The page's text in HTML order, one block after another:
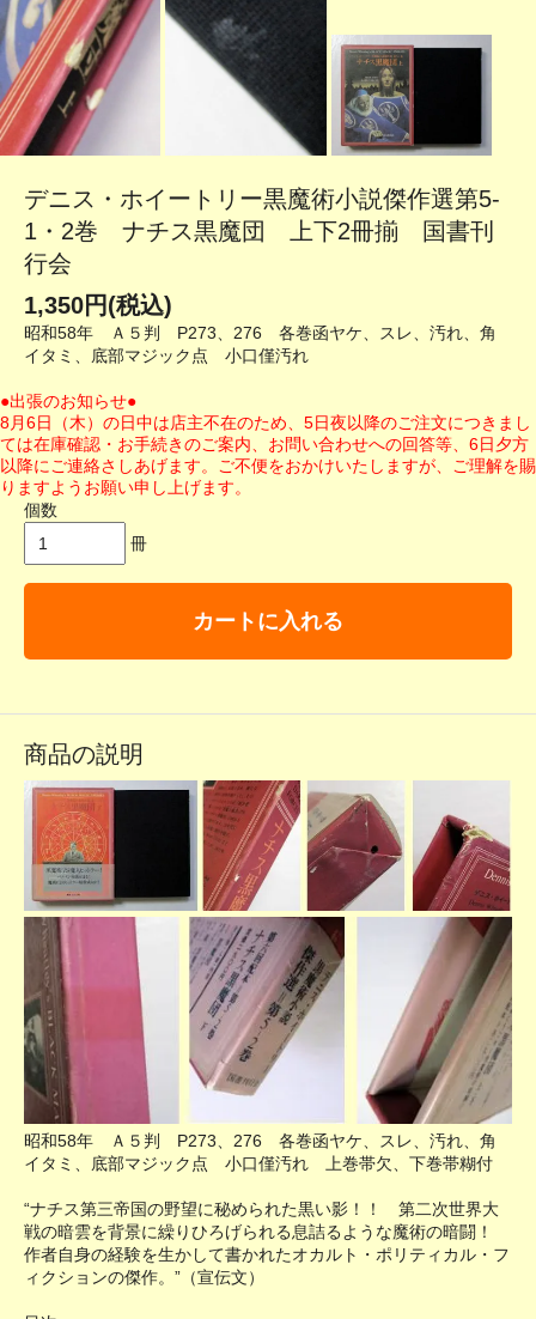
デニス・ホイートリー黒魔術小説傑作選第5-
1・2巻 ナチス黒魔団 上下2冊揃 国書刊
行会
1,350円(税込)
昭和58年 Ａ５判 P273、276 各巻函ヤケ、スレ、汚れ、角
イタミ、底部マジック点 小口僅汚れ
●出張のお知らせ●
8月6日（木）の日中は店主不在のため、5日夜以降のご注文につきまし
ては在庫確認・お手続きのご案内、お問い合わせへの回答等、6日夕方
以降にご連絡さしあげます。ご不便をおかけいたしますが、ご理解を賜
りますようお願い申し上げます。
個数
冊
カートに入れる
商品の説明
昭和58年 Ａ５判 P273、276 各巻函ヤケ、スレ、汚れ、角
イタミ、底部マジック点 小口僅汚れ 上巻帯欠、下巻帯糊付
“ナチス第三帝国の野望に秘められた黒い影！！ 第二次世界大
戦の暗雲を背景に繰りひろげられる息詰るような魔術の暗闘！
作者自身の経験を生かして書かれたオカルト・ポリティカル・フ
ィクションの傑作。”（宣伝文）